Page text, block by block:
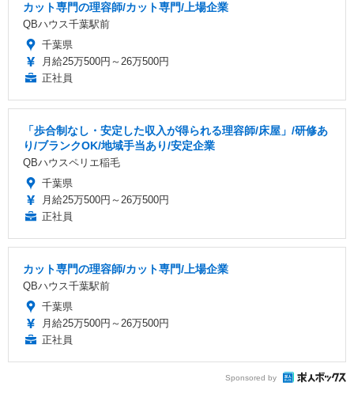
カット専門の理容師/カット専門/上場企業
QBハウス千葉駅前
千葉県
月給25万500円～26万500円
正社員
「歩合制なし・安定した収入が得られる理容師/床屋」/研修あ
り/ブランクOK/地域手当あり/安定企業
QBハウスペリエ稲毛
千葉県
月給25万500円～26万500円
正社員
カット専門の理容師/カット専門/上場企業
QBハウス千葉駅前
千葉県
月給25万500円～26万500円
正社員
Sponsored by